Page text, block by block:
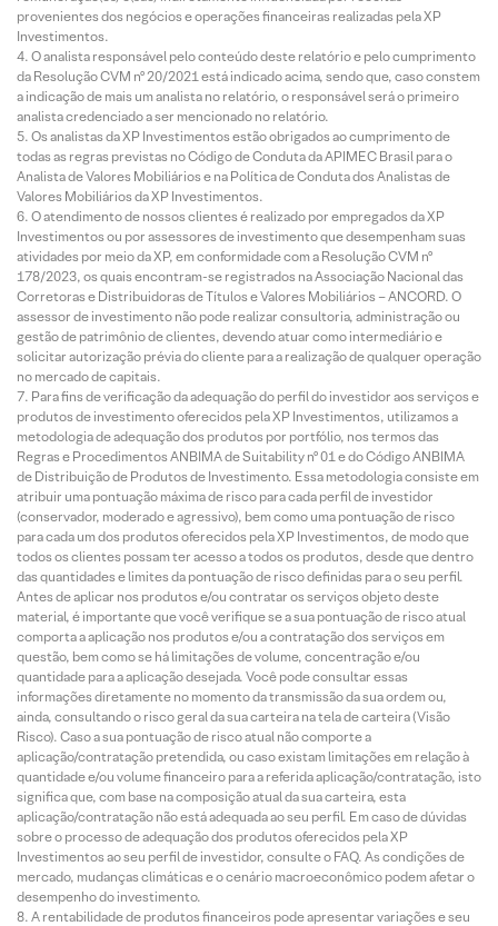
provenientes dos negócios e operações financeiras realizadas pela XP
Investimentos.
O analista responsável pelo conteúdo deste relatório e pelo cumprimento
da Resolução CVM nº 20/2021 está indicado acima, sendo que, caso constem
a indicação de mais um analista no relatório, o responsável será o primeiro
analista credenciado a ser mencionado no relatório.
Os analistas da XP Investimentos estão obrigados ao cumprimento de
todas as regras previstas no Código de Conduta da APIMEC Brasil para o
Analista de Valores Mobiliários e na Política de Conduta dos Analistas de
Valores Mobiliários da XP Investimentos.
O atendimento de nossos clientes é realizado por empregados da XP
Investimentos ou por assessores de investimento que desempenham suas
atividades por meio da XP, em conformidade com a Resolução CVM nº
178/2023, os quais encontram-se registrados na Associação Nacional das
Corretoras e Distribuidoras de Títulos e Valores Mobiliários – ANCORD. O
assessor de investimento não pode realizar consultoria, administração ou
gestão de patrimônio de clientes, devendo atuar como intermediário e
solicitar autorização prévia do cliente para a realização de qualquer operação
no mercado de capitais.
Para fins de verificação da adequação do perfil do investidor aos serviços e
produtos de investimento oferecidos pela XP Investimentos, utilizamos a
metodologia de adequação dos produtos por portfólio, nos termos das
Regras e Procedimentos ANBIMA de Suitability nº 01 e do Código ANBIMA
de Distribuição de Produtos de Investimento. Essa metodologia consiste em
atribuir uma pontuação máxima de risco para cada perfil de investidor
(conservador, moderado e agressivo), bem como uma pontuação de risco
para cada um dos produtos oferecidos pela XP Investimentos, de modo que
todos os clientes possam ter acesso a todos os produtos, desde que dentro
das quantidades e limites da pontuação de risco definidas para o seu perfil.
Antes de aplicar nos produtos e/ou contratar os serviços objeto deste
material, é importante que você verifique se a sua pontuação de risco atual
comporta a aplicação nos produtos e/ou a contratação dos serviços em
questão, bem como se há limitações de volume, concentração e/ou
quantidade para a aplicação desejada. Você pode consultar essas
informações diretamente no momento da transmissão da sua ordem ou,
ainda, consultando o risco geral da sua carteira na tela de carteira (Visão
Risco). Caso a sua pontuação de risco atual não comporte a
aplicação/contratação pretendida, ou caso existam limitações em relação à
quantidade e/ou volume financeiro para a referida aplicação/contratação, isto
significa que, com base na composição atual da sua carteira, esta
aplicação/contratação não está adequada ao seu perfil. Em caso de dúvidas
sobre o processo de adequação dos produtos oferecidos pela XP
Investimentos ao seu perfil de investidor, consulte o FAQ. As condições de
mercado, mudanças climáticas e o cenário macroeconômico podem afetar o
desempenho do investimento.
A rentabilidade de produtos financeiros pode apresentar variações e seu